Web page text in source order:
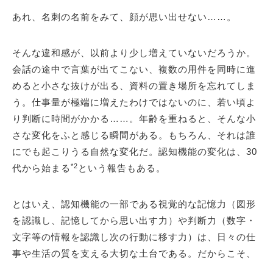
あれ、名刺の名前をみて、顔が思い出せない……。
そんな違和感が、以前より少し増えていないだろうか。
会話の途中で言葉が出てこない、複数の用件を同時に進
めると小さな抜けが出る、資料の置き場所を忘れてしま
う。仕事量が極端に増えたわけではないのに、若い頃よ
り判断に時間がかかる……。年齢を重ねると、そんな小
さな変化をふと感じる瞬間がある。もちろん、それは誰
にでも起こりうる自然な変化だ。認知機能の変化は、30
代から始まる *2 という報告もある。
とはいえ、認知機能の一部である視覚的な記憶力（図形
を認識し、記憶してから思い出す力）や判断力（数字・
文字等の情報を認識し次の行動に移す力）は、日々の仕
事や生活の質を支える大切な土台である。だからこそ、